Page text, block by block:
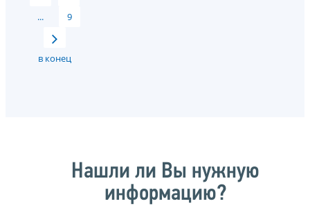
...
9
в конец
Нашли ли Вы нужную
информацию?